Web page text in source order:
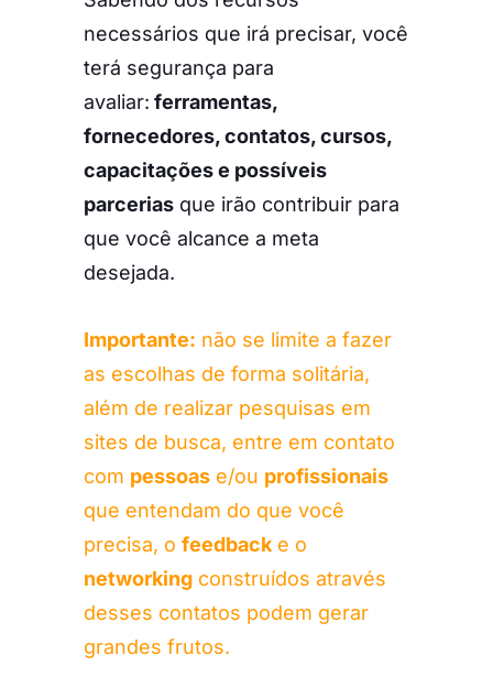
necessários que irá precisar, você
terá segurança para
avaliar: ferramentas,
fornecedores, contatos, cursos,
capacitações e possíveis
parceriasque irão contribuir para
que você alcance a meta
desejada.
Importante: não se limite a fazer
as escolhas de forma solitária,
além de realizar pesquisas em
sites de busca, entre em contato
com pessoase/ou profissionais
que entendam do que você
precisa, o feedbacke o
networkingconstruídos através
desses contatos podem gerar
grandes frutos.